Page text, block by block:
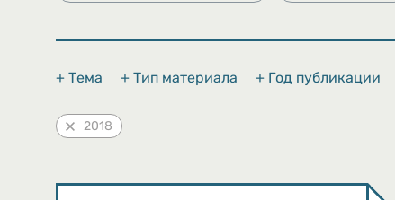
+ Тема + Тип материала + Год публикации
2018